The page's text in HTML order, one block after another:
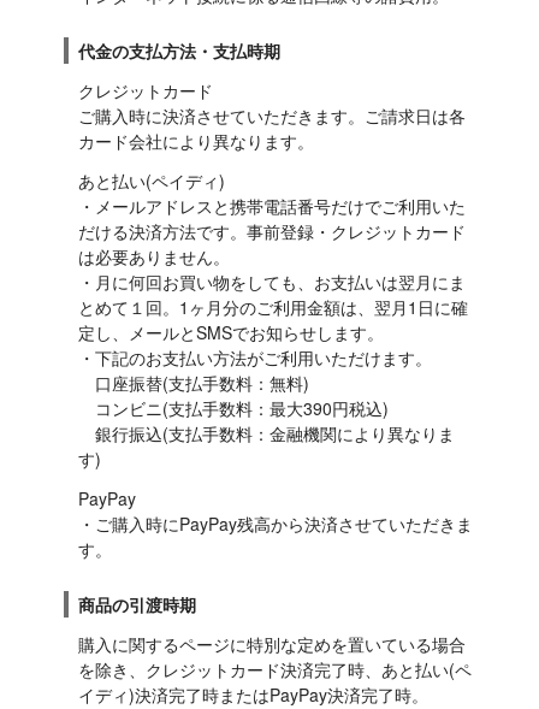
代金の支払方法・支払時期
クレジットカード
ご購入時に決済させていただきます。ご請求日は各
カード会社により異なります。
あと払い(ペイディ)
・メールアドレスと携帯電話番号だけでご利用いた
だける決済方法です。事前登録・クレジットカード
は必要ありません。
・月に何回お買い物をしても、お支払いは翌月にま
とめて１回。1ヶ月分のご利用金額は、翌月1日に確
定し、メールとSMSでお知らせします。
・下記のお支払い方法がご利用いただけます。
口座振替(支払手数料：無料)
コンビニ(支払手数料：最大390円税込)
銀行振込(支払手数料：金融機関により異なりま
す)
PayPay
・ご購入時にPayPay残高から決済させていただきま
す。
商品の引渡時期
購入に関するページに特別な定めを置いている場合
を除き、クレジットカード決済完了時、あと払い(ペ
イディ)決済完了時またはPayPay決済完了時。